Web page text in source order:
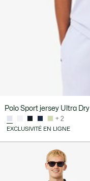
Polo Sport jersey Ultra Dry
+ 2
EXCLUSIVITÉ EN LIGNE